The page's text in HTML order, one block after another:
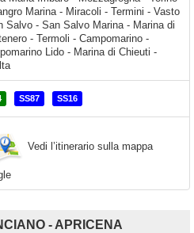
Marina - Miracoli - Termini - Vasto
Salvo - San Salvo Marina - Marina di
- Termoli - Campomarino -
Lido - Marina di Chieuti -
SS87 SS16
Vedi l’itinerario sulla mappa
- APRICENA